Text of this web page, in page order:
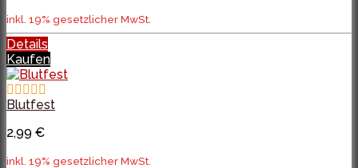
inkl. 19% gesetzlicher MwSt.
Details
Kaufen
Blutfest
2,99 €
inkl. 19% gesetzlicher MwSt.